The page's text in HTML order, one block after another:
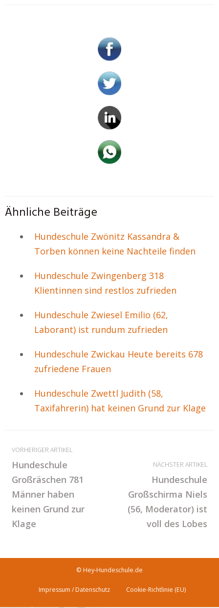
Ähnliche Beiträge
Hundeschule Zwönitz Kassandra &
Torben können keine Nachteile finden
Hundeschule Zwingenberg 318
Klientinnen sind restlos zufrieden
Hundeschule Zwiesel Emilio (62,
Laborant) ist rundum zufrieden
Hundeschule Zwickau Heute bereits 678
zufriedene Frauen
Hundeschule Zwettl Judith (58,
Taxifahrerin) hat keinen Grund zur Klage
VORHERIGER ARTIKEL
Hundeschule
Großräschen 781
Männer haben
keinen Grund zur
Klage
NÄCHSTER ARTIKEL
Hundeschule
Großschirma Niels
(56, Moderator) ist
voll des Lobes
© Hey-Hundeschule.de
Impressum / Datenschutz Cookie-Richtlinie (EU)